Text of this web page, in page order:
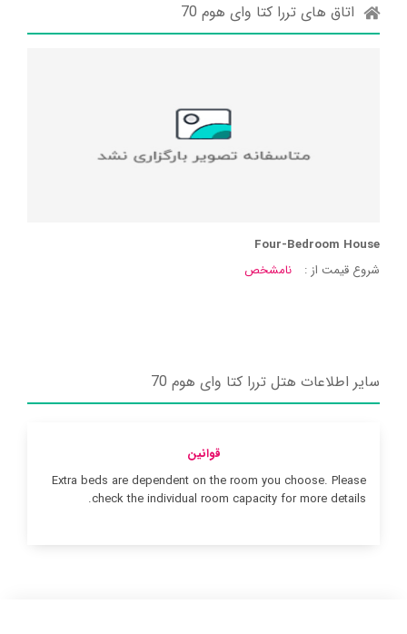
اتاق های تررا کتا وای هوم 70
Four-Bedroom House
شروع قیمت از :
نامشخص
سایر اطلاعات هتل تررا کتا وای هوم 70
قوانین
Extra beds are dependent on the room you choose. Please
check the individual room capacity for more details.